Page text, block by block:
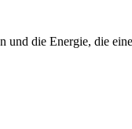
die Energie, die